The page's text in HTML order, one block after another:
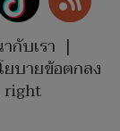
กับเรา |
ยบายข้อตกลง
right